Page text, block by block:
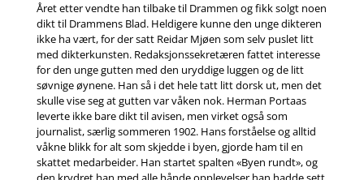
Året etter vendte han tilbake til Drammen og fikk solgt noen
dikt til Drammens Blad. Heldigere kunne den unge dikteren
ikke ha vært, for der satt Reidar Mjøen som selv puslet litt
med dikterkunsten. Redaksjonssekretæren fattet interesse
for den unge gutten med den uryddige luggen og de litt
søvnige øynene. Han så i det hele tatt litt dorsk ut, men det
skulle vise seg at gutten var våken nok. Herman Portaas
leverte ikke bare dikt til avisen, men virket også som
journalist, særlig sommeren 1902. Hans forståelse og alltid
våkne blikk for alt som skjedde i byen, gjorde ham til en
skattet medarbeider. Han startet spalten «Byen rundt», og